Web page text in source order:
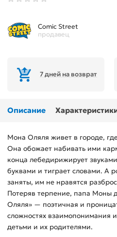
Comic Street
продавец
7 дней на возврат
Описание
Мона Оляля живет в городе,
Она обожает набивать ими
конца лебедирижирует
буквами и тиграет словами. А
заняты, им не нравятся
Потеряв терпение, папа Моны
Оляля» — поэтичная и
сложностях взаимопонимания
детьми и их родителями.